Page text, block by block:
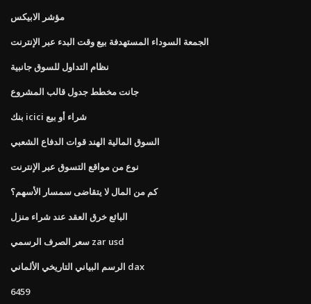
مؤشر الابيكس
الجمعة السوداء المستهدفة بيع وقت البدء عبر الإنترنت
نظام التداول للسوق جانبية
جانت مخطط جدول قالب المشروع
بنك icici شراء أو بيع
السوق المالية الهند قوات الدفاع الشعبي
نوع من مواقع التسوق عبر الإنترنت
كم من المال لا يتقاضى سمسار الأسهم؟
البائع خرق العقد عند شراء منزل
سعر الصرف الرسمي zar usd
الرسم البياني التاريخي الألماني dax
6459